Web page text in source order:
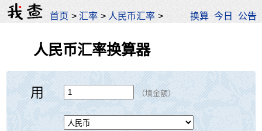
首页 >汇率 > 人民币汇率 > 换算 今日 公告
人民币汇率换算器
用 （填金额）